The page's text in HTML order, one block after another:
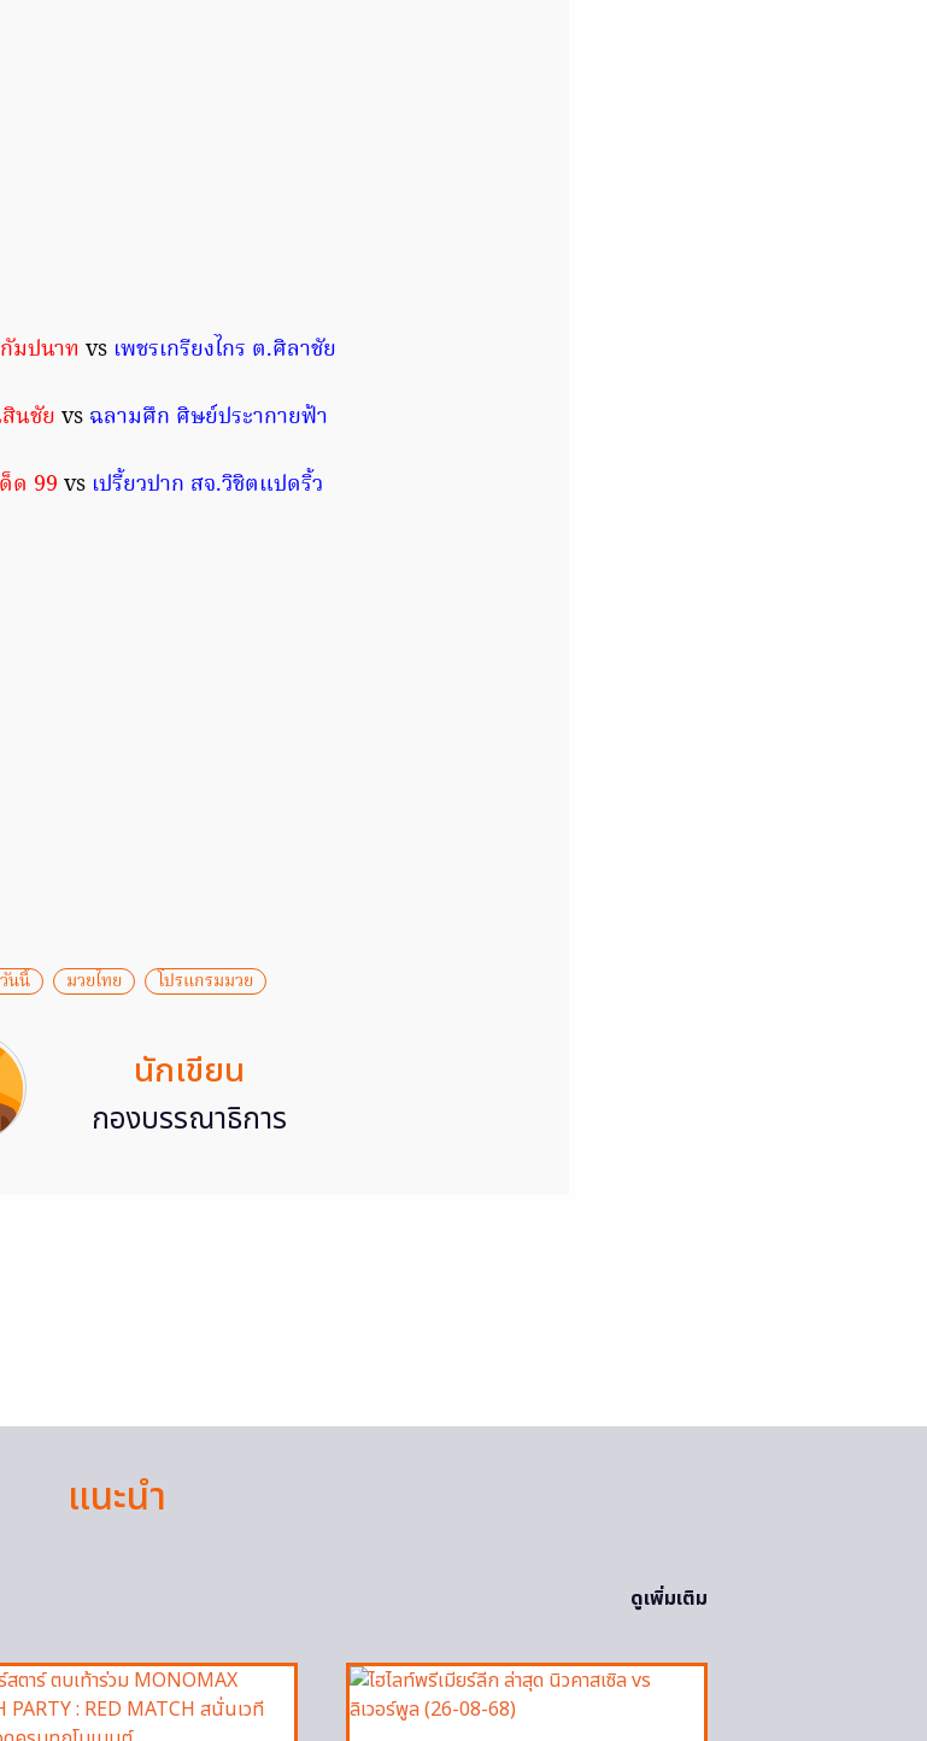
มปนาท vsเพชรเกรียงไกร ต.ศิลาชัย
นชัย vs ฉลามศึก ศิษย์ประากายฟ้า
ด 99 vs เปรี้ยวปาก สจ.วิชิตแปดริ้ว
นนี้ มวยไทย โปรแกรมมวย
นักเขียน
กองบรรณาธิการ
แนะนำ
ดูเพิ่มเติม